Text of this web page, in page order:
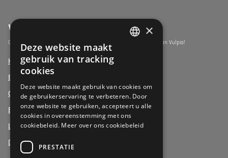
Vulpia Premium Living
Ontdek de assistentiewoningen onder het premium segment van Vulpia!
Henri Jaspar, Kraainem
Beukenhof aan Zee, Oostduinkerke
Oud Gemeentehuis, Werchter
Elysia Park, Antwerpen
La Vigie, Koksijde
Duinenzee, De Panne
DUTCH
×
Deze website maakt
gebruik van tracking
cookies
Deze website maakt gebruik van cookies om
de gebruikerservaring te verbeteren. Door
onze website te gebruiken, accepteert u alle
cookies in overeenstemming met ons
cookiebeleid. Meer over ons cookiebeleid
PRESTATIE